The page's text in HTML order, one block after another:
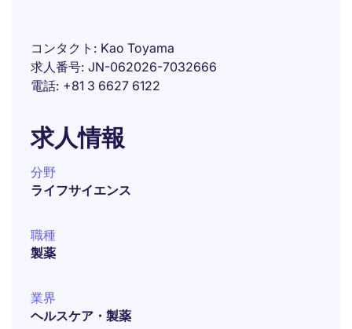
コンタクト
Kao Toyama
求人番号 JN-062026-7032666
電話 +81 3 6627 6122
求人情報
分野
ライフサイエンス
職種
製薬
業界
ヘルスケア・製薬